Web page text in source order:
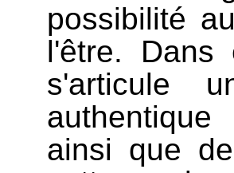
possibilité
l'être. Dans
s'articule
ainsi que